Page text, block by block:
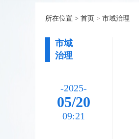
所在位置 > 首页 > 市域治理
市域
治理
-2025-
05/20
09:21